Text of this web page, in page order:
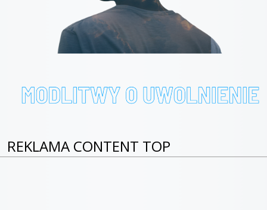
REKLAMA CONTENT TOP